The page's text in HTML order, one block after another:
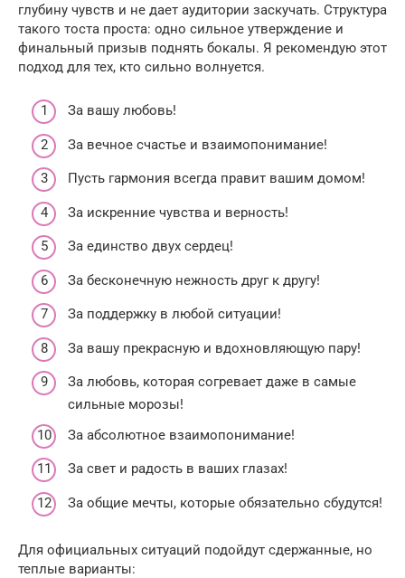
глубину чувств и не дает аудитории заскучать. Структура
такого тоста проста: одно сильное утверждение и
финальный призыв поднять бокалы. Я рекомендую этот
подход для тех, кто сильно волнуется.
За вашу любовь!
За вечное счастье и взаимопонимание!
Пусть гармония всегда правит вашим домом!
За искренние чувства и верность!
За единство двух сердец!
За бесконечную нежность друг к другу!
За поддержку в любой ситуации!
За вашу прекрасную и вдохновляющую пару!
За любовь, которая согревает даже в самые
сильные морозы!
За абсолютное взаимопонимание!
За свет и радость в ваших глазах!
За общие мечты, которые обязательно сбудутся!
Для официальных ситуаций подойдут сдержанные, но
теплые варианты: